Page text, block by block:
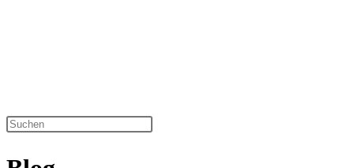
Diese
durchsuchen